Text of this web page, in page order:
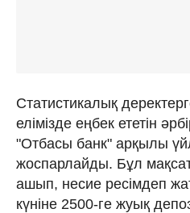
Статистикалық
елімізде еңбек ететін
"Отбасы банк" арқылы
жоспарлайды. Бұл
ашып, несие ресімдеп
күніне 2500-ге жуық